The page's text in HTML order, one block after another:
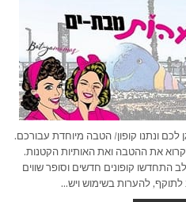
ונתנו קופון/ הטבה מיוחדת עבורכם.
את ההטבה ואת האותיות הקטנות.
התחדשו קופונים חדשים וסופר שווים
להערות בשימוש ויש…